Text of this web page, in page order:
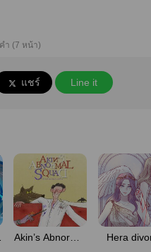
ำ (7 หน้า)
แชร์ Line it
Akin’s Abnormal
Hera